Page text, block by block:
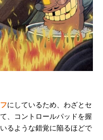
にしているため、わざとセ
、コントロールパッドを握
るような錯覚に陥るほどで